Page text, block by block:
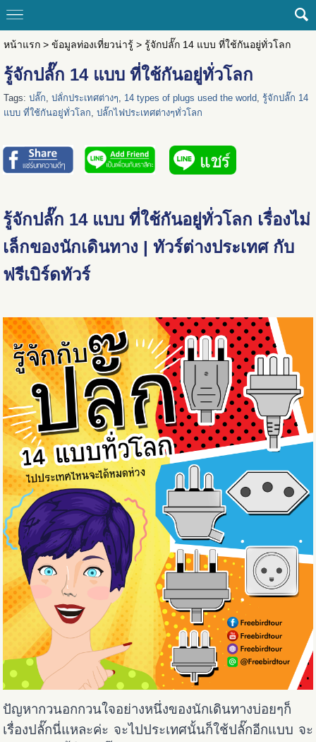
หน้าแรก> ข้อมูลท่องเที่ยวน่ารู้ > รู้จักปลั๊ก 14 แบบ ที่ใช้กันอยู่ทั่วโลก
รู้จักปลั๊ก 14 แบบ ที่ใช้กันอยู่ทั่วโลก
Tags: ปลั๊ก, ปลัํกประเทศต่างๆ, 14 types of plugs used the world, รู้จักปลั๊ก 14
แบบ ที่ใช้กันอยู่ทั่วโลก, ปลั๊กไฟประเทศต่างๆทั่วโลก
รู้จักปลั๊ก 14 แบบ ที่ใช้กันอยู่ทั่วโลก เรื่องไม่
เล็กของนักเดินทาง | ทัวร์ต่างประเทศ กับ
ฟรีเบิร์ดทัวร์
ปัญหากวนอกกวนใจอย่างหนึ่งของนักเดินทางบ่อยๆก็
เรื่องปลั๊กนี่แหละค่ะ จะไปประเทศนั้นก็ใช้ปลั๊กอีกแบบ จะ